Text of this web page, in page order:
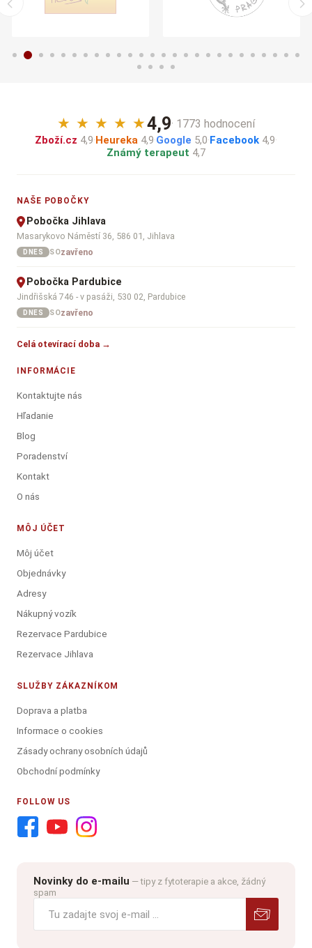
★ ★ ★ ★ ★4,9· 1773 hodnocení
Zboží.cz 4,9·Heureka 4,9·Google 5,0·Facebook 4,9·
Známý terapeut 4,7
NAŠE POBOČKY
Pobočka Jihlava
Masarykovo Náměstí 36, 586 01, Jihlava
DNES SOzavřeno
Pobočka Pardubice
Jindřišská 746 - v pasáži, 530 02, Pardubice
DNES SOzavřeno
Celá otevírací doba →
INFORMÁCIE
Kontaktujte nás
Hľadanie
Blog
Poradenství
Kontakt
O nás
MÔJ ÚČET
Môj účet
Objednávky
Adresy
Nákupný vozík
Rezervace Pardubice
Rezervace Jihlava
SLUŽBY ZÁKAZNÍKOM
Doprava a platba
Informace o cookies
Zásady ochrany osobních údajů
Obchodní podmínky
FOLLOW US
Novinky do e-mailu — tipy z fytoterapie a akce, žádný
spam